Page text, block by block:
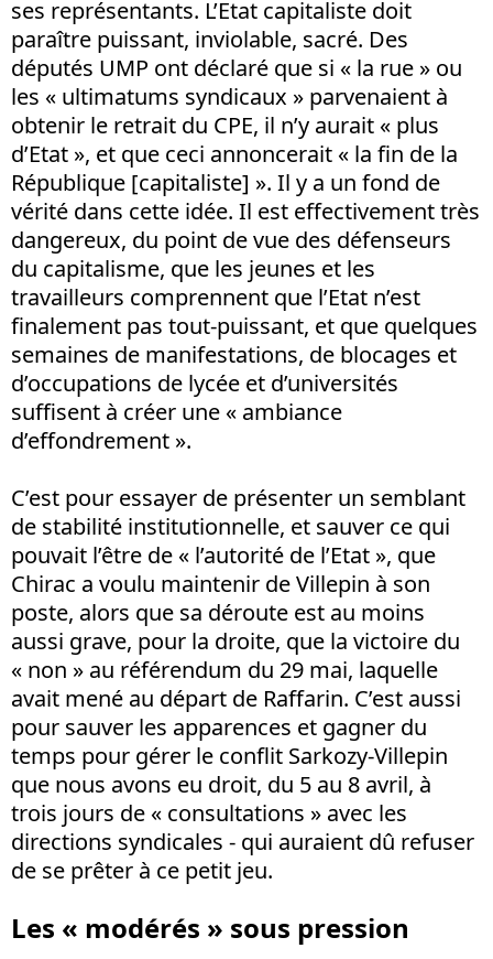
ses représentants. L’Etat capitaliste doit
paraître puissant, inviolable, sacré. Des
députés UMP ont déclaré que si « la rue » ou
les « ultimatums syndicaux » parvenaient à
obtenir le retrait du CPE, il n’y aurait « plus
d’Etat », et que ceci annoncerait « la fin de la
République [capitaliste] ». Il y a un fond de
vérité dans cette idée. Il est effectivement très
dangereux, du point de vue des défenseurs
du capitalisme, que les jeunes et les
travailleurs comprennent que l’Etat n’est
finalement pas tout-puissant, et que quelques
semaines de manifestations, de blocages et
d’occupations de lycée et d’universités
suffisent à créer une « ambiance
d’effondrement ».
C’est pour essayer de présenter un semblant
de stabilité institutionnelle, et sauver ce qui
pouvait l’être de « l’autorité de l’Etat », que
Chirac a voulu maintenir de Villepin à son
poste, alors que sa déroute est au moins
aussi grave, pour la droite, que la victoire du
« non » au référendum du 29 mai, laquelle
avait mené au départ de Raffarin. C’est aussi
pour sauver les apparences et gagner du
temps pour gérer le conflit Sarkozy-Villepin
que nous avons eu droit, du 5 au 8 avril, à
trois jours de « consultations » avec les
directions syndicales - qui auraient dû refuser
de se prêter à ce petit jeu.
Les « modérés » sous pression